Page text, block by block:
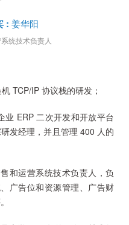
: 姜华阳
统技术负责人
TCP/IP 协议栈的研发；
业 ERP 二次开发和开放平台
发经理，并且管理 400 人的
和运营系统技术负责人，负
广告位和资源管理、广告财